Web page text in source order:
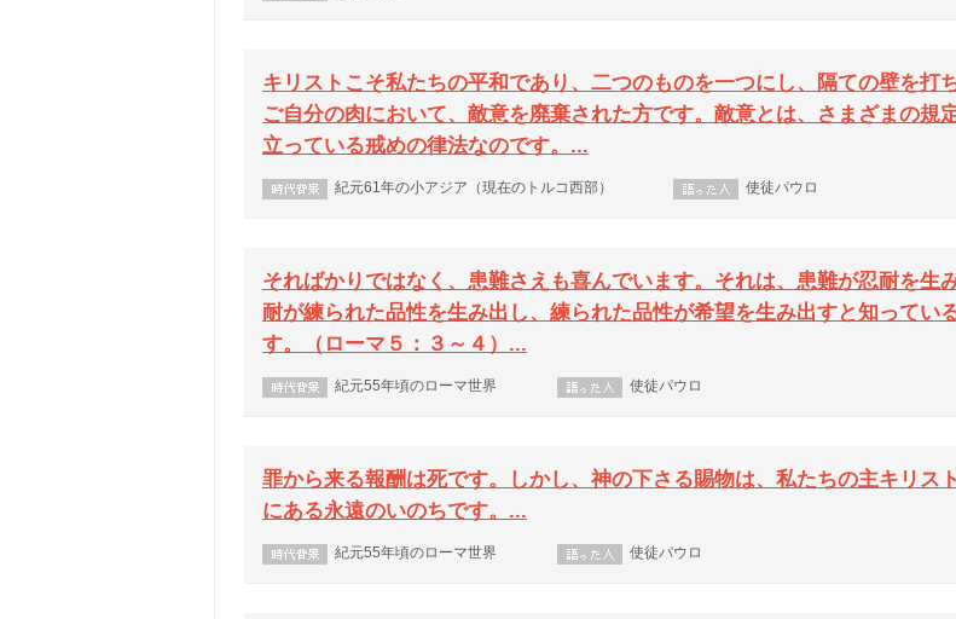
キリストこそ私たちの平和であり、二つのものを一つにし、隔ての壁を打
ご自分の肉において、敵意を廃棄された方です。敵意とは、さまざまの規
立っている戒めの律法なのです。...
紀元61年の小アジア（現在のトルコ西部） 使徒パウロ
そればかりではなく、患難さえも喜んでいます。それは、患難が忍耐を生
耐が練られた品性を生み出し、練られた品性が希望を生み出すと知ってい
す。（ローマ５：３～４）...
紀元55年頃のローマ世界 使徒パウロ
罪から来る報酬は死です。しかし、神の下さる賜物は、私たちの主キリス
にある永遠のいのちです。...
紀元55年頃のローマ世界 使徒パウロ